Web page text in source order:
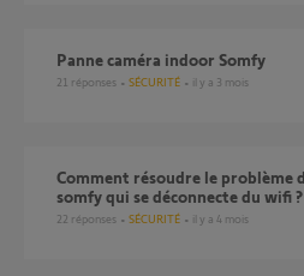
Panne caméra indoor Somfy
21 réponses SÉCURITÉ il y a 3 mois
Comment résoudre le problème d'une Outdoor caméra
somfy qui se déconnecte du wifi ?
22 réponses SÉCURITÉ il y a 4 mois